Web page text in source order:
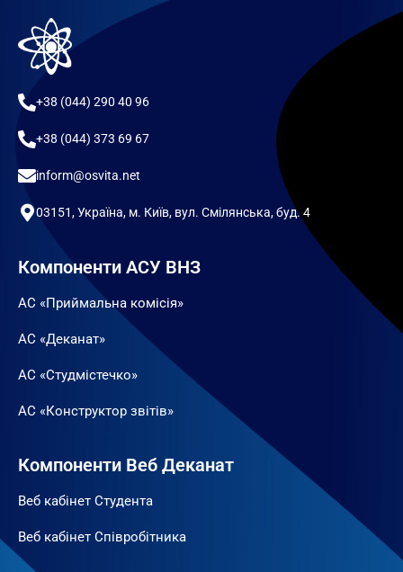
+38 (044) 290 40 96
+38 (044) 373 69 67
inform@osvita.net
03151, Україна, м. Київ, вул. Смілянська, буд. 4
Компоненти АСУ ВНЗ
АС «Приймальна комісія»
АС «Деканат»
АС «Студмістечко»
АС «Конструктор звітів»
Компоненти Веб Деканат
Веб кабінет Студента
Веб кабінет Співробітника